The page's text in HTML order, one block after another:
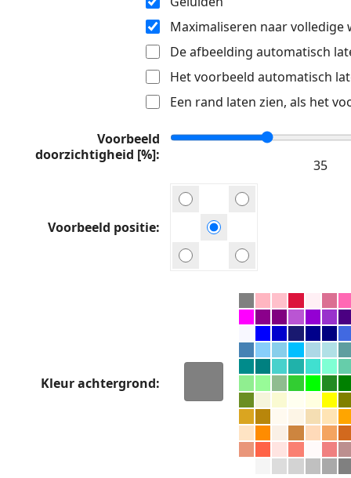
Maximaliseren naar volledige
De afbeelding automatisch
Het voorbeeld automatisch
Een rand laten zien, als het
Voorbeeld
doorzichtigheid [%]
Voorbeeld positie
Kleur achtergrond